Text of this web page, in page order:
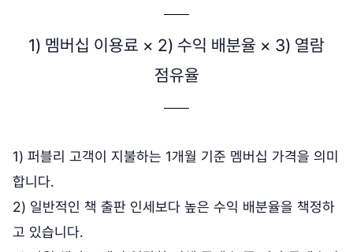
1) 멤버십 이용료 × 2) 수익 배분율 × 3) 열람
점유율
1) 퍼블리 고객이 지불하는 1개월 기준 멤버십 가격을 의미
합니다.
2) 일반적인 책 출판 인세보다 높은 수익 배분율을 책정하
고 있습니다.